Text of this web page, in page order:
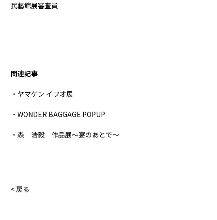
民藝館展審査員
関連記事
・ヤマゲン イワオ展
・WONDER BAGGAGE POPUP
・森 浩毅 作品展～宴のあとで～
< 戻る